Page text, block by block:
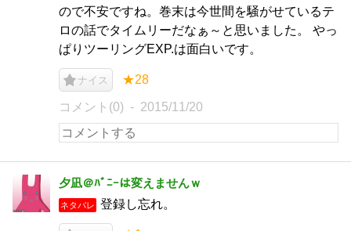
ので不安ですね。巻末は今世間を騒がせているテ
ロの話でタイムリーだなぁ～と思いました。 やっ
ぱりツーリングEXP.は面白いです。
ナイス ★28
コメント(0) 2015/11/20
夕凪＠ﾊﾞﾆｰは変えませんｗ
ネタバレ 登録し忘れ。